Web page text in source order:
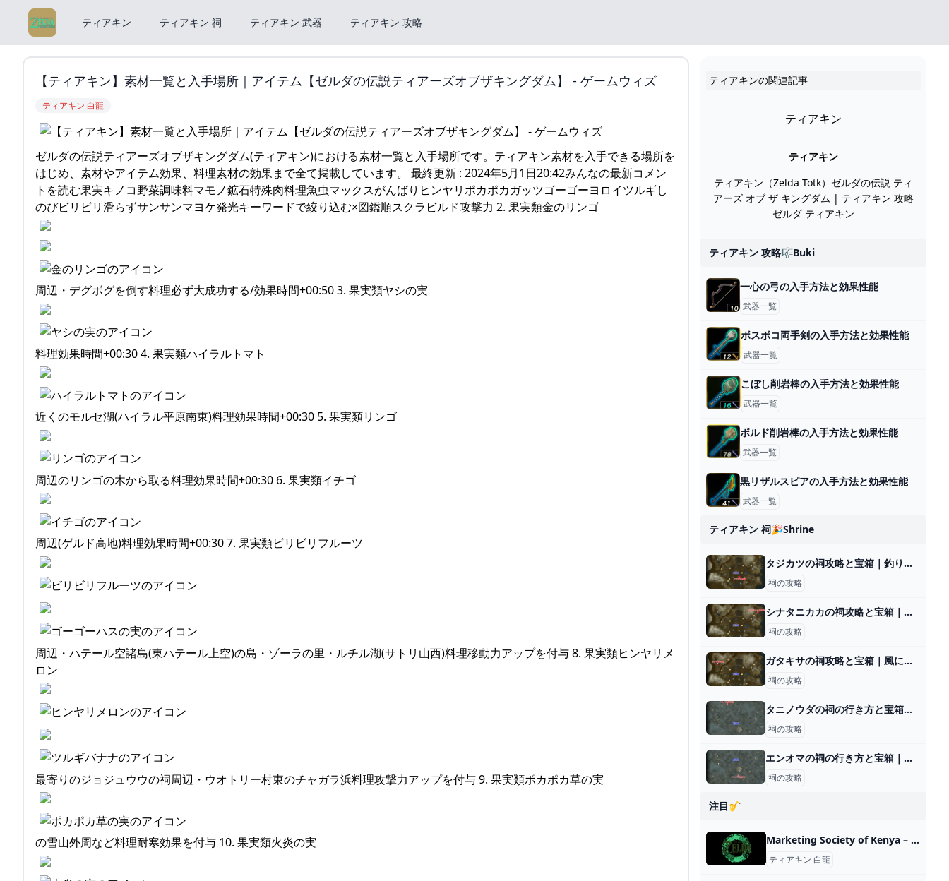
ティアキン ティアキン 祠 ティアキン 武器 ティアキン 攻略
【ティアキン】素材一覧と入手場所｜アイテム【ゼルダの伝説ティアーズオブザキングダム】 - ゲームウィズ
ティアキン 白龍
ゼルダの伝説ティアーズオブザキングダム(ティアキン)における素材一覧と入手場所です。ティアキン素材を入手できる場所を
はじめ、素材やアイテム効果、料理素材の効果まで全て掲載しています。 最終更新 : 2024年5月1日20:42みんなの最新コメン
トを読む果実キノコ野菜調味料マモノ鉱石特殊肉料理魚虫マックスがんばりヒンヤリポカポカガッツゴーゴーヨロイツルギし
のびビリビリ滑らずサンサンマヨケ発光キーワードで絞り込む×図鑑順スクラビルド攻撃力 2. 果実類金のリンゴ
周辺・デグボグを倒す料理必ず大成功する/効果時間+00:50 3. 果実類ヤシの実
料理効果時間+00:30 4. 果実類ハイラルトマト
近くのモルセ湖(ハイラル平原南東)料理効果時間+00:30 5. 果実類リンゴ
周辺のリンゴの木から取る料理効果時間+00:30 6. 果実類イチゴ
周辺(ゲルド高地)料理効果時間+00:30 7. 果実類ビリビリフルーツ
周辺・ハテール空諸島(東ハテール上空)の島・ゾーラの里・ルチル湖(サトリ山西)料理移動力アップを付与 8. 果実類ヒンヤリメ
ロン
最寄りのジョジュウウの祠周辺・ウオトリー村東のチャガラ浜料理攻撃力アップを付与 9. 果実類ポカポカ草の実
の雪山外周など料理耐寒効果を付与 10. 果実類火炎の実
ティアキンの関連記事
ティアキン
ティアキン
ティアキン（Zelda Totk）ゼルダの伝説 ティ
アーズ オブ ザ キングダム | ティアキン 攻略
ゼルダ ティアキン
ティアキン 攻略🎼buki
一心の弓の入手方法と効果性能
武器一覧
ボスボコ両手剣の入手方法と効果性能
武器一覧
こぼし削岩棒の入手方法と効果性能
武器一覧
ボルド削岩棒の入手方法と効果性能
武器一覧
黒リザルスピアの入手方法と効果性能
武器一覧
ティアキン 祠🎉shrine
タジカツの祠攻略と宝箱｜釣り合うかたち
祠の攻略
シナタニカカの祠攻略と宝箱｜難しい時の対処法
祠の攻略
ガタキサの祠攻略と宝箱｜風に乗って
祠の攻略
タニノウダの祠の行き方と宝箱｜ラウルの祝福
祠の攻略
エンオマの祠の行き方と宝箱｜ラウルの祝福
祠の攻略
注目🎷
Marketing Society of Kenya – The Force Behind Business
ティアキン 白龍